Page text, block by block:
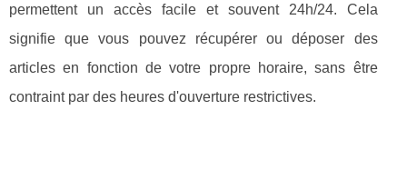
permettent un accès facile et souvent 24h/24. Cela
signifie que vous pouvez récupérer ou déposer des
articles en fonction de votre propre horaire, sans être
contraint par des heures d'ouverture restrictives.